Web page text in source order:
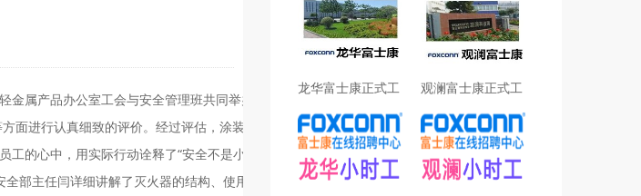
属产品办公室工会与安全管理班共同举办了宣传看板评价活动。各部门积极响应，以创意为笔，以安全为墨
进行认真细致的评价。经过评估，涂装队在众多看板中获得第一名，并获得了比赛冠军。
工的心中，用实际行动诠释了“安全不是小事”的责任，为构建和谐稳定的安全生产环节注入了强大的动力
部主任闫详细讲解了灭火器的结构、使用方法以及发生火灾后如何正确使用灭火器灭火。演练现场紧张有
龙华富士康正式工 观澜富士康正式工